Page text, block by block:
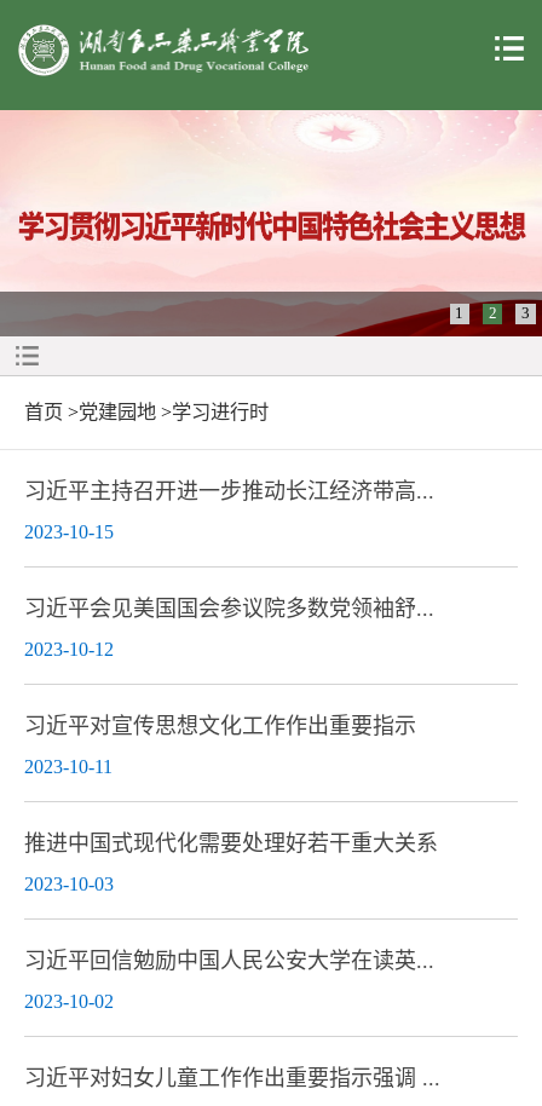
1 2 3
首页 >党建园地 >学习进行时
习近平主持召开进一步推动长江经济带高...
2023-10-15
习近平会见美国国会参议院多数党领袖舒...
2023-10-12
习近平对宣传思想文化工作作出重要指示
2023-10-11
推进中国式现代化需要处理好若干重大关系
2023-10-03
习近平回信勉励中国人民公安大学在读英...
2023-10-02
习近平对妇女儿童工作作出重要指示强调 ...